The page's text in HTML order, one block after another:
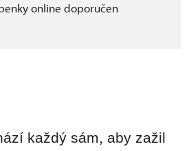
online doporučen
každý sám, aby zažil